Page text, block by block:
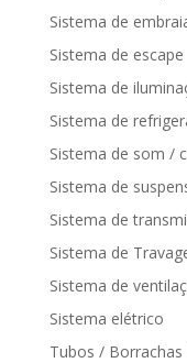
Sistema de
Sistema de escape
Sistema de
Sistema de
Sistema de som /
Sistema de
Sistema de
Sistema de
Sistema de
Sistema elétrico
Tubos / Borrachas